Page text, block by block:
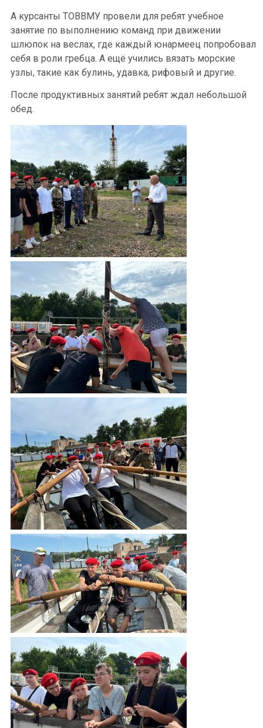
А курсанты ТОВВМУ провели для ребят учебное
занятие по выполнению команд при движении
шлюпок на веслах, где каждый юнармеец попробовал
себя в роли гребца. А ещё учились вязать морские
узлы, такие как булинь, удавка, рифовый и другие.
После продуктивных занятий ребят ждал небольшой
обед.